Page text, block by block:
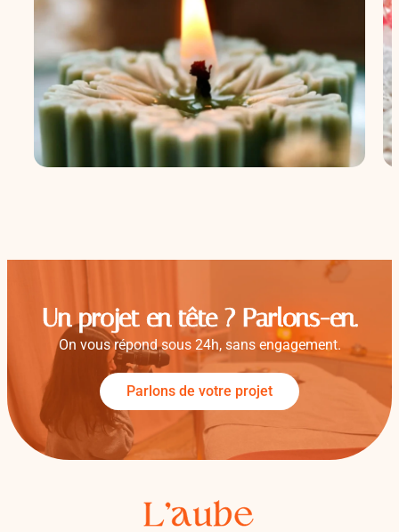
Un projet en tête ? Parlons-en.
On vous répond sous 24h, sans engagement.
Parlons de votre projet